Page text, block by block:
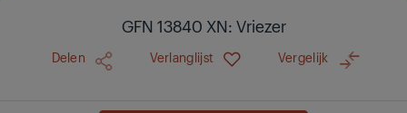
GFN 13840 XN: Vriezer
Delen Verlanglijst Vergelijk